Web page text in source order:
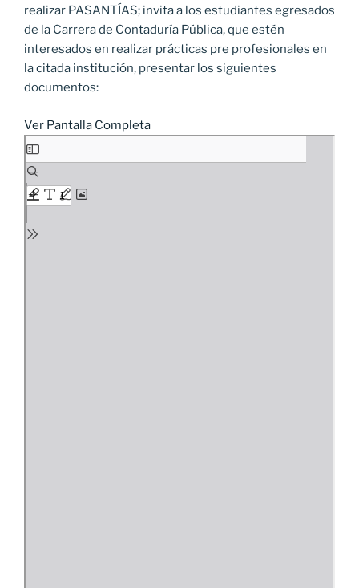
realizar PASANTÍAS; invita a los estudiantes egresados
de la Carrera de Contaduría Pública, que estén
interesados en realizar prácticas pre profesionales en
la citada institución, presentar los siguientes
documentos:
Ver Pantalla Completa
Saltar
al
contenido
del
PDF